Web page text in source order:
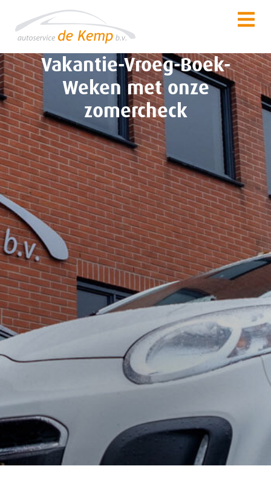
Vakantie-Vroeg-Boek-
Weken met onze
zomercheck